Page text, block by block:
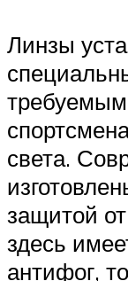
Линзы
света.
защитой
здесь
антифог,